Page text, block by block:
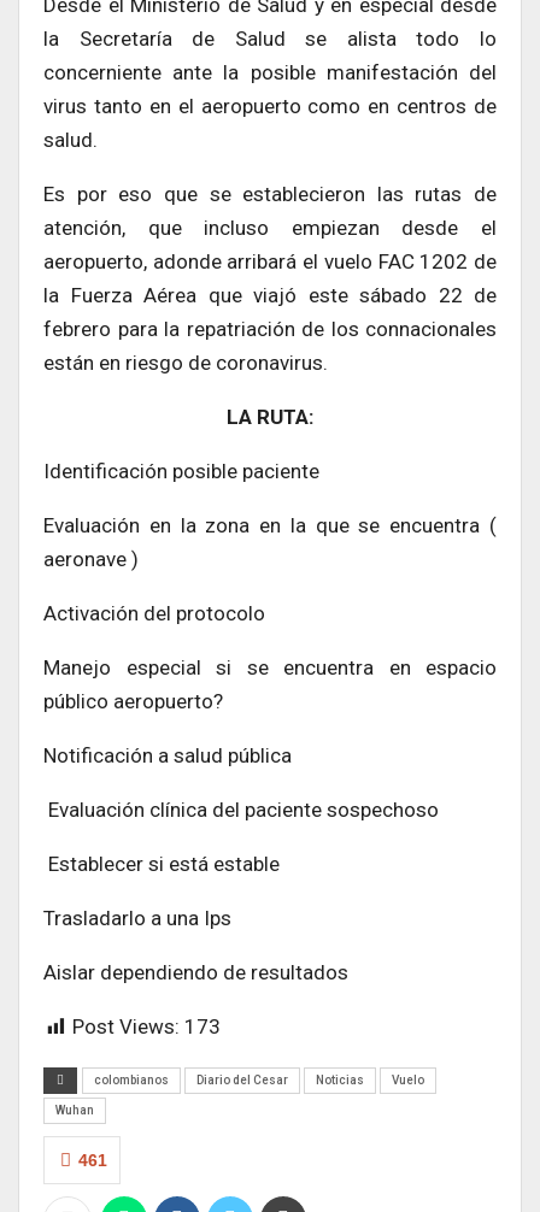
Desde el Ministerio de Salud y en especial desde
la Secretaría de Salud se alista todo lo
concerniente ante la posible manifestación del
virus tanto en el aeropuerto como en centros de
salud.
Es por eso que se establecieron las rutas de
atención, que incluso empiezan desde el
aeropuerto, adonde arribará el vuelo FAC 1202 de
la Fuerza Aérea que viajó este sábado 22 de
febrero para la repatriación de los connacionales
están en riesgo de coronavirus.
LA RUTA:
Identificación posible paciente
Evaluación en la zona en la que se encuentra (
aeronave )
Activación del protocolo
Manejo especial si se encuentra en espacio
público aeropuerto?
Notificación a salud pública
Evaluación clínica del paciente sospechoso
Establecer si está estable
Trasladarlo a una Ips
Aislar dependiendo de resultados
Post Views: 173
colombianos Diario del Cesar Noticias Vuelo
Wuhan
461